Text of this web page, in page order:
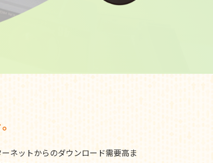
ネットからのダウンロード需要高ま